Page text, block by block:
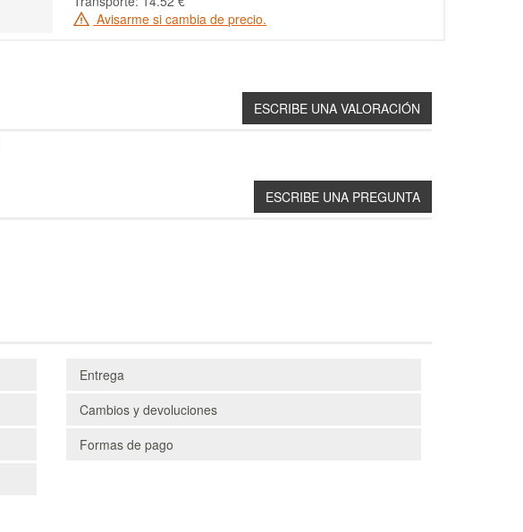
Avisarme si cambia de precio.
Entrega
Cambios y devoluciones
Formas de pago